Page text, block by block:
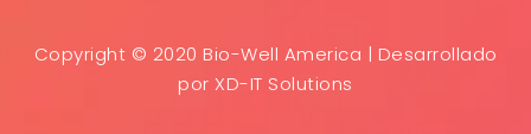
Copyright © 2020 Bio-Well America | Desarrollado
por XD-IT Solutions